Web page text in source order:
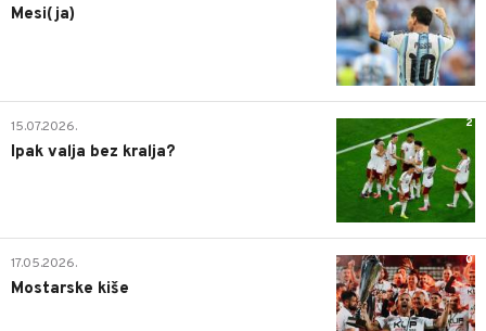
Mesi(ja)
2
15.07.2026.
Ipak valja bez kralja?
0
17.05.2026.
Mostarske kiše